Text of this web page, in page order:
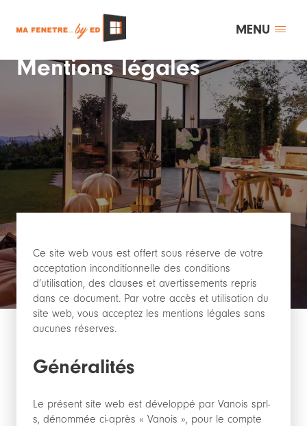
MENU
Mentions légales
Ce site web vous est offert sous réserve de votre
acceptation inconditionnelle des conditions
d’utilisation, des clauses et avertissements repris
dans ce document. Par votre accès et utilisation du
site web, vous acceptez les mentions légales sans
aucunes réserves.
Généralités
Le présent site web est développé par Vanois sprl-
s, dénommée ci-après « Vanois », pour le compte